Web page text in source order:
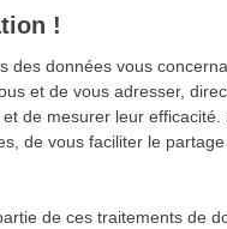
!
des données vous
et de vous adresser,
de mesurer leur
de vous faciliter le
de ces traitements de